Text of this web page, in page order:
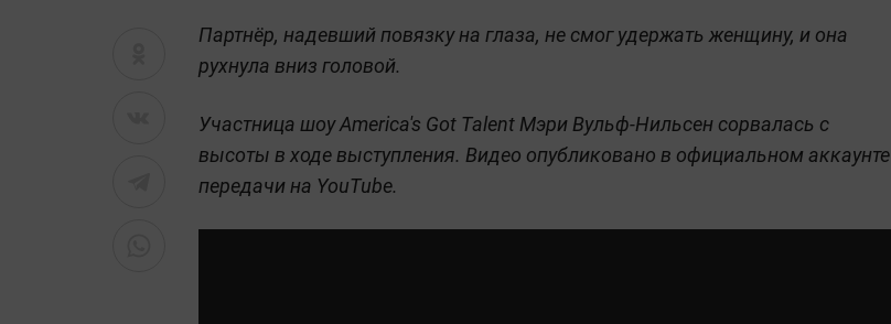
Партнёр, надевший повязку на глаза, не смог удержать женщину, и она
рухнула вниз головой.
Участница шоу America's Got Talent Мэри Вульф-Нильсен сорвалась с
высоты в ходе выступления. Видео опубликовано в официальном аккаунте
передачи на YouTube.